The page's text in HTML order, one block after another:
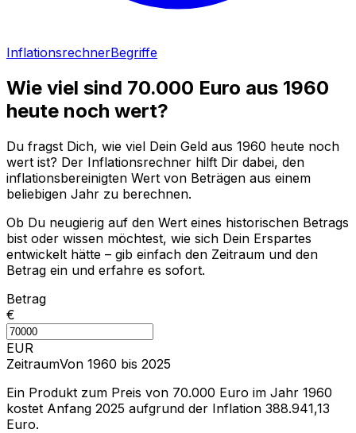
InflationsrechnerBegriffe
Wie viel sind 70.000 Euro aus 1960
heute noch wert?
Du fragst Dich, wie viel Dein Geld aus 1960 heute noch
wert ist? Der Inflationsrechner hilft Dir dabei, den
inflationsbereinigten Wert von Beträgen aus einem
beliebigen Jahr zu berechnen.
Ob Du neugierig auf den Wert eines historischen Betrags
bist oder wissen möchtest, wie sich Dein Erspartes
entwickelt hätte – gib einfach den Zeitraum und den
Betrag ein und erfahre es sofort.
Betrag
€
EUR
ZeitraumVon 1960 bis 2025
Ein Produkt zum Preis von 70.000 Euro im Jahr 1960
kostet Anfang 2025 aufgrund der Inflation 388.941,13
Euro.